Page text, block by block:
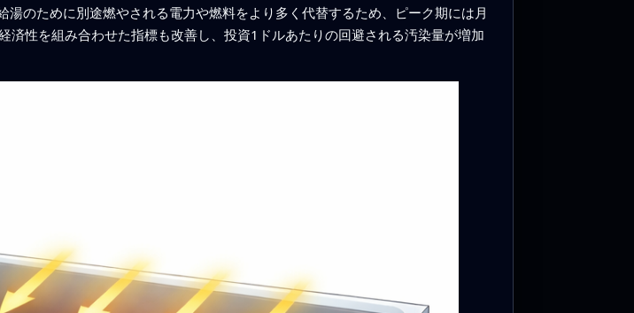
のために別途燃やされる電力や燃料をより多く代替するため、ピーク期には月
性を組み合わせた指標も改善し、投資1ドルあたりの回避される汚染量が増加